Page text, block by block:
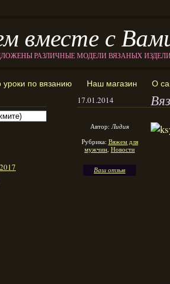
вместе с
РАЗЛИЧНЫЕ МОДЕЛИ ВЯЗАНЫХ
уроки по вязанию Наш магазин О
17.01.2014
Автор:Лидия
Рубрика: Вяжем для
мужчин, Новости
Ваш отзыв